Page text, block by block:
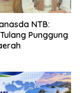
NTB:
Punggung